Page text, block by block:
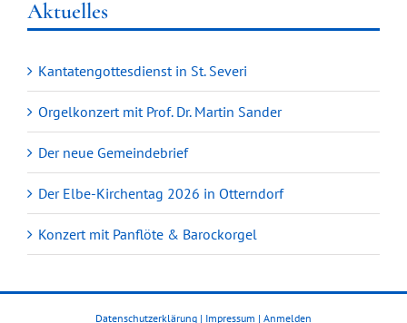
Aktuelles
Kantatengottesdienst in St. Severi
Orgelkonzert mit Prof. Dr. Martin Sander
Der neue Gemeindebrief
Der Elbe-Kirchentag 2026 in Otterndorf
Konzert mit Panflöte & Barockorgel
Datenschutzerklärung | Impressum | Anmelden